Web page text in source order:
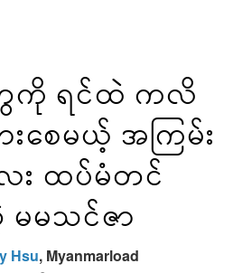
ကို ရင်ထဲ ကလိ
စေမယ့် အကြမ်း
း ထပ်မံတင်
မသင်ဇာ
Hsu, Myanmarload